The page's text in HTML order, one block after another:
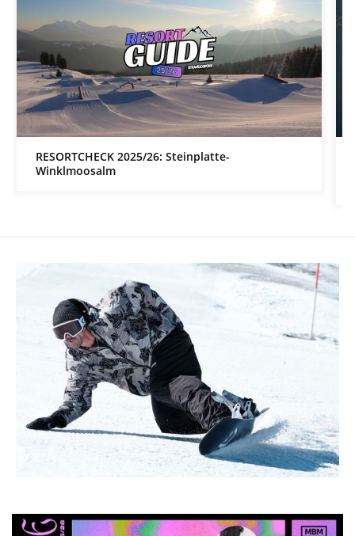
RESORTCHECK 2025/26: Steinplatte-
Winklmoosalm